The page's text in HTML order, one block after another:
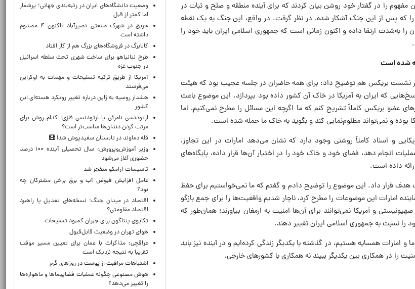
را در گفتار خود روشن بیان کردند که برای آینده منطقه و صلح و ثبات در
که پس از این جنگ آشکار شده، در نظر گرفت. در واقع، این جنگ به یک نقطه
به‌شدت ارتقا داده و اکنون زمانی است که جمهوری اسلامی ایران باید خود را
شده است
در نشست بریکس هم توضیح داد: برای همه حاضران در جلسه عجیب بود که هیئت
که ایران به آمریکا در خاک آن کشور داده بود بپردازد. این موضوع باعث
بریکس کاملاً تشریح کنم که ما اگرچه این مسائل را مطرح نمی‌کنیم، اما
بوده و نمی‌تواند مظلوم‌نمایی کند و بگوید به خاک ما حمله شده است.
و اسناد کاملاً روشنی وجود دارد که نشان می‌دهد امارات در این تجاوز،
عملیات انجام دهد، فضای خود و خاک خود را در اختیار آن‌ها قرار داده، پایگاه‌های
داده است.
هدف قرار داد. این موضوع را توضیح دادم و گفتم که ما نمی‌خواستیم برای حفظ
امارات این موضوعات را مطرح کرد، ناچار شدیم واقعیت‌ها را برای جمع بازگو
و آمریکا نمی‌توانند برای آن‌ها امنیت به ارمغان بیاورند؛ همان‌طور که
را نسبت به جمهوری اسلامی ایران تغییر دهند.
امارات همسایه هستیم، در گذشته با یکدیگر زندگی کرده‌ایم و در آینده نیز باید
را در همکاری بین یکدیگر ببیند نه همکاری با کشورهای خارجی.
وضعیت دانشگاه‌های ایران در رتبه‌بندی جهانی؛ پرشمار
اما کمتر از قبل
حریق در شهرک صنعتی نصیرآباد تاکنون ۴ مصدوم
داشته است
کالابرگ در فروشگاه‌های بزرگ هم از کار افتاد
طرح نتانیاهو برای ساخت شهری تحت سلطه اسرائیل
در جنوب غزه
آمریکا از طریق ترکیه تسلیحات و مهمات به اوکراین
می‌فرستد
هشدار روسیه به ژاپن درباره تغییر رویکرد هسته‌ای این
کشور
ارتودنسی نامرئی یا ارتودنسی فلزی؛ کدام روش برای
مرتب کردن دندان‌ها مناسب‌تر است؟
قله دماوند در تابستان سفیدپوش شد!
وزیر آموزش‌وپرورش: سال تحصیلی آینده ۱۰۰ درصد
حضوری آغاز می‌شود
تاسیسات آرامکو منفجر شد
عامل افزایش قبوض آب و برق برخی مشترکان چه
بود؟
اقتصاد در میدان جنگ؛ نسخه‌های تعدیل یا راهبرد
اقتصاد مقاومتی؟
تکاپوی پنتاگون برای جبران کمبود تسلیحات
هوای تهران در وضعیت قابل‌قبول
عراقچی: مذاکرات با عمان برای تعیین مسیر موقت
تقریبا به نتیجه نزدیک است
اشتباهات مراقبت از پوست در روزهای گرم
هوش مصنوعی چگونه عملیات فضاپیماها و ماهواره‌ها
را تغییر می‌دهد؟